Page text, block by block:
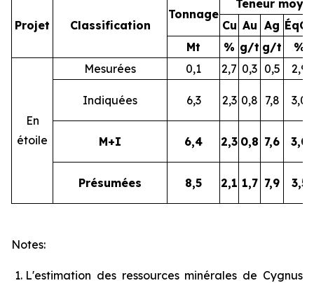
Projet Classification
Tonnage
Teneur
Cu Au Ag ÉqCu
Mt
% g/t g/t %
En
étoile
Mesurées 0,1 2,7 0,3 0,5 2,9
Indiquées 6,3 2,3 0,8 7,8 3,0
M+I 6,4 2,3 0,8 7,6 3,0
Présumées 8,5 2,1 1,7 7,9 3,5
Notes:
L'estimation des ressources minérales de Cygnus